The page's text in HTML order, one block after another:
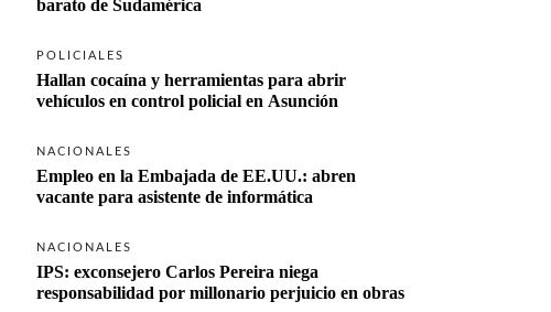
barato de Sudamérica
POLICIALES
Hallan cocaína y herramientas para abrir
vehículos en control policial en Asunción
NACIONALES
Empleo en la Embajada de EE.UU.: abren
vacante para asistente de informática
NACIONALES
IPS: exconsejero Carlos Pereira niega
responsabilidad por millonario perjuicio en obras